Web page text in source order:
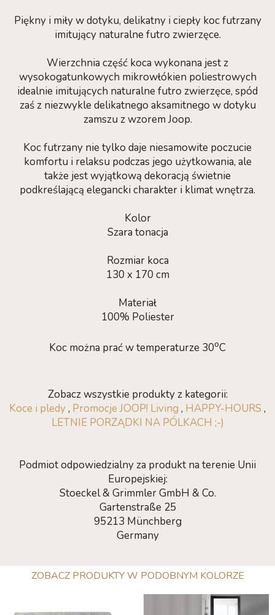
Piękny i miły w dotyku, delikatny i ciepły koc futrzany
imitujący naturalne futro zwierzęce.
Wierzchnia część koca wykonana jest z
wysokogatunkowych mikrowłókien poliestrowych
idealnie imitujących naturalne futro zwierzęce, spód
zaś z niezwykle delikatnego aksamitnego w dotyku
zamszu z wzorem Joop.
Koc futrzany nie tylko daje niesamowite poczucie
komfortu i relaksu podczas jego użytkowania, ale
także jest wyjątkową dekoracją świetnie
podkreślającą elegancki charakter i klimat wnętrza.
Kolor
Szara tonacja
Rozmiar koca
130 x 170 cm
Materiał
100% Poliester
Koc można prać w temperaturze 30oC
Zobacz wszystkie produkty z kategorii:
Koce i pledy, Promocje JOOP! Living , HAPPY-HOURS ,
LETNIE PORZĄDKI NA PÓLKACH ;-)
Podmiot odpowiedzialny za produkt na terenie Unii
Europejskiej:
Stoeckel & Grimmler GmbH & Co.
Gartenstraße 25
95213 Münchberg
Germany
ZOBACZ PRODUKTY W PODOBNYM KOLORZE